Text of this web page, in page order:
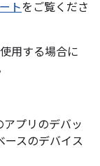
トをご覧くださ
用する場合に
プリのデバッ
ースのデバイス